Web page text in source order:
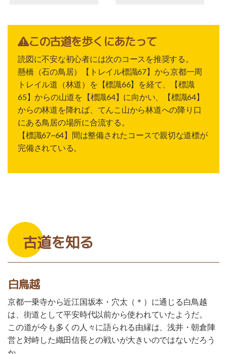
この古道を歩くにあたって
読図に不安な初心者には次のコースを推奨する。
懸橋（石の鳥居）【トレイル標識67】から京都一周
トレイル道（林道）を【標識66】を経て、【標識
65】からの山道を【標識64】に向かい、【標識64】
からの林道を降れば、てんこ山から林道への降り口
にある鳥居の場所に合流する。
【標識67~64】間は整備されたコースで親切な道標が
完備されている。
古道を知る
白鳥越
京都一乗寺から近江国坂本・穴太（＊）に通じる白鳥越
は、街道として平安時代以前から使われていたようだ。
この道が今も多くの人々に語られる由縁は、浅井・朝倉陣
営と対峙した織田信長との戦いが大きいのではないだろう